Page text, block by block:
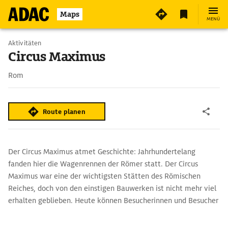
Maps MENÜ
Aktivitäten
Circus Maximus
Rom
Route planen
Der Circus Maximus atmet Geschichte: Jahrhundertelang
fanden hier die Wagenrennen der Römer statt. Der Circus
Maximus war eine der wichtigsten Stätten des Römischen
Reiches, doch von den einstigen Bauwerken ist nicht mehr viel
erhalten geblieben. Heute können Besucherinnen und Besucher